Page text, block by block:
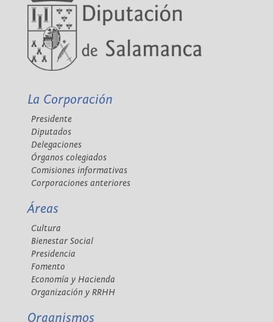
La Corporación
Presidente
Diputados
Delegaciones
Órganos colegiados
Comisiones informativas
Corporaciones anteriores
Áreas
Cultura
Bienestar Social
Presidencia
Fomento
Economía y Hacienda
Organización y RRHH
Organismos